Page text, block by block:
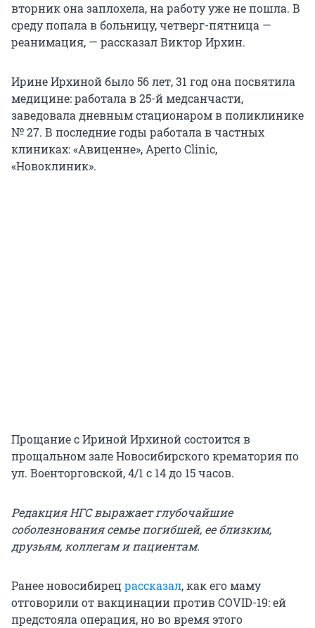
вторник она заплохела, на работу уже не пошла. В
среду попала в больницу, четверг-пятница —
реанимация, — рассказал Виктор Ирхин.
Ирине Ирхиной было 56 лет, 31 год она посвятила
медицине: работала в 25-й медсанчасти,
заведовала дневным стационаром в поликлинике
№ 27. В последние годы работала в частных
клиниках: «Авиценне», Aperto Clinic,
«Новоклиник».
Прощание с Ириной Ирхиной состоится в
прощальном зале Новосибирского крематория по
ул. Военторговской, 4/1 с 14 до 15 часов.
Редакция НГС выражает глубочайшие
соболезнования семье погибшей, ее близким,
друзьям, коллегам и пациентам.
Ранее новосибирец рассказал, как его маму
отговорили от вакцинации против COVID-19: ей
предстояла операция, но во время этого